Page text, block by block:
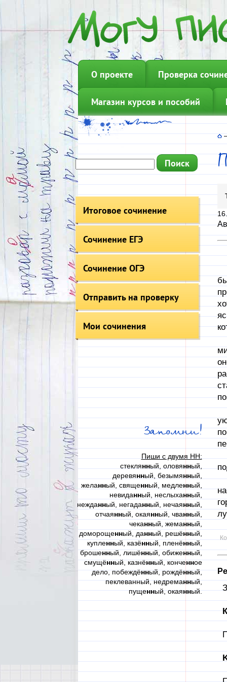
О проекте Проверка
Магазин курсов и пособий
Итоговое сочинение
Сочинение ЕГЭ
Сочинение ОГЭ
Отправить на проверку
Мои сочинения
Запомни!
Пиши с двумя НН:
стеклянный, оловянный,
деревянный, безымянный,
желанный, священный, медленный,
невиданный, неслыханный,
нежданный, негаданный, нечаянный,
отчаянный, окаянный, чванный,
чеканный, жеманный,
доморощенный, данный, решённый,
купленный, казённый, пленённый,
брошенный, лишённый, обиженный,
смущённый, казнённый, конченное
дело, побеждённый, рождённый,
пеклеванный, недреманный,
пущенный, окаянный.
Я